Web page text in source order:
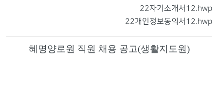
22자기소개서12.hwp
22개인정보동의서12.hwp
혜명양로원 직원 채용 공고(생활지도원)